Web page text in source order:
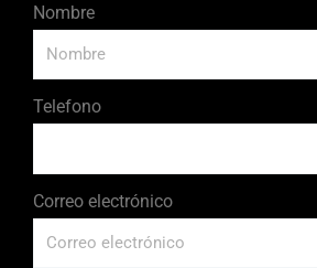
Nombre
Telefono
Correo electrónico